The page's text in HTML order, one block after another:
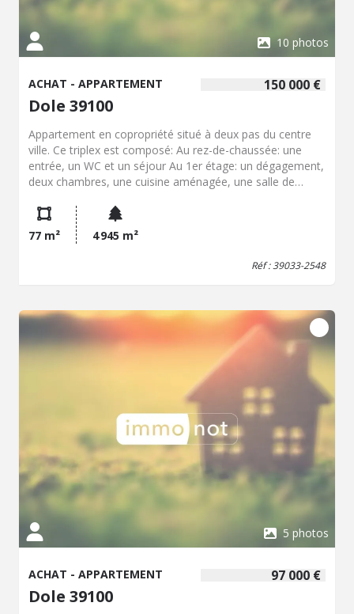
10 photos
150 000 €
ACHAT - APPARTEMENT
Dole 39100
Appartement en copropriété situé à deux pas du centre
ville. Ce triplex est composé: Au rez-de-chaussée: une
entrée, un WC et un séjour Au 1er étage: un dégagement,
deux chambres, une cuisine aménagée, une salle de
individuel électrique. Surface habitable: 77.88 m² DPE: D
Coordonnées négociateur: Mélanie MOURCELY
07.78.41.43.41 Mail:melanie.mourcely.39033@notaires.fr
Les informations sur les risques auxquels ce bien est
77 m² 4 945 m²
Réf : 39033-2548
5 photos
97 000 €
ACHAT - APPARTEMENT
Dole 39100